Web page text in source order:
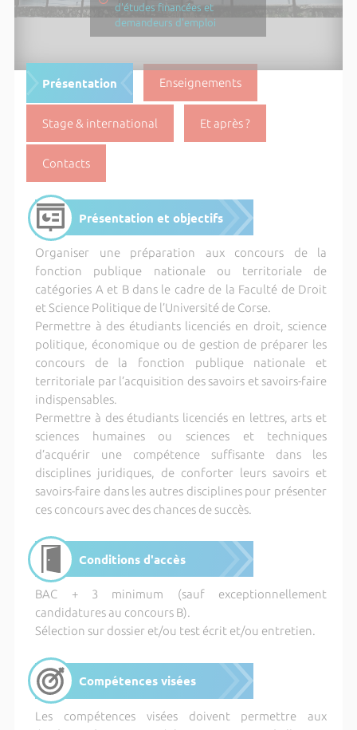
d'études financées et
demandeurs d'emploi
Présentation Enseignements
Stage & international Et après ?
Contacts
Présentation et objectifs
Organiser une préparation aux concours de la
fonction publique nationale ou territoriale de
catégories A et B dans le cadre de la Faculté de Droit
et Science Politique de l’Université de Corse.
Permettre à des étudiants licenciés en droit, science
politique, économique ou de gestion de préparer les
concours de la fonction publique nationale et
territoriale par l’acquisition des savoirs et savoirs-faire
indispensables.
Permettre à des étudiants licenciés en lettres, arts et
sciences humaines ou sciences et techniques
d’acquérir une compétence suffisante dans les
disciplines juridiques, de conforter leurs savoirs et
savoirs-faire dans les autres disciplines pour présenter
ces concours avec des chances de succès.
Conditions d'accès
BAC + 3 minimum (sauf exceptionnellement
candidatures au concours B).
Sélection sur dossier et/ou test écrit et/ou entretien.
Compétences visées
Les compétences visées doivent permettre aux